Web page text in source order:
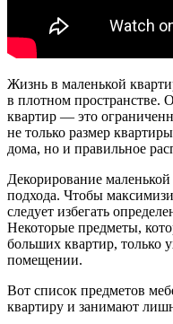
Жизнь в маленькой
в плотном пространстве.
квартир — это
не только размер
дома, но и правильное
Декорирование маленькой
подхода. Чтобы
следует избегать
Некоторые предметы,
больших квартир, только
помещении.
Вот список предметов
квартиру и занимают